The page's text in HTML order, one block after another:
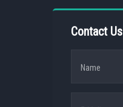
Contact Us